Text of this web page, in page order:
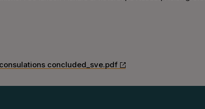
concluded_sve.pdf